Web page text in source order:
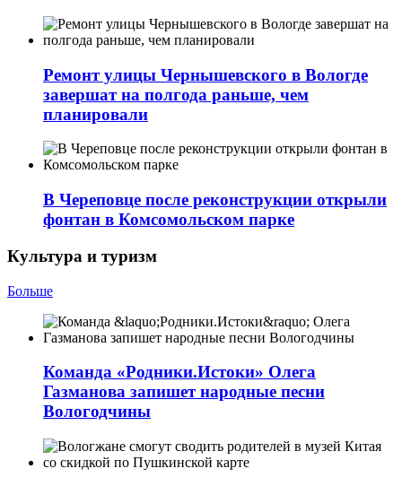
Ремонт улицы Чернышевского в Вологде
завершат на полгода раньше, чем
планировали
В Череповце после реконструкции открыли
фонтан в Комсомольском парке
Культура и туризм
Больше
Команда «Родники.Истоки» Олега
Газманова запишет народные песни
Вологодчины